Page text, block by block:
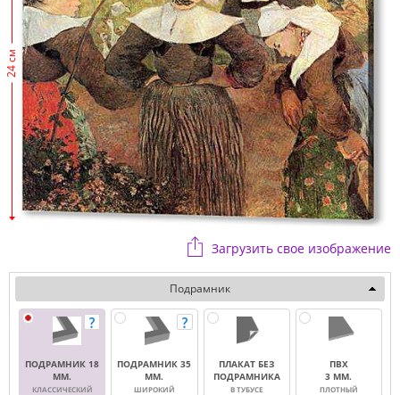
24 см
Загрузить свое изображение
Подрамник
ПОДРАМНИК 18
ММ.
КЛАССИЧЕСКИЙ
ПОДРАМНИК 35
ММ.
ШИРОКИЙ
ПЛАКАТ БЕЗ
ПОДРАМНИКА
В ТУБУСЕ
ПВХ
3 ММ.
ПЛОТНЫЙ